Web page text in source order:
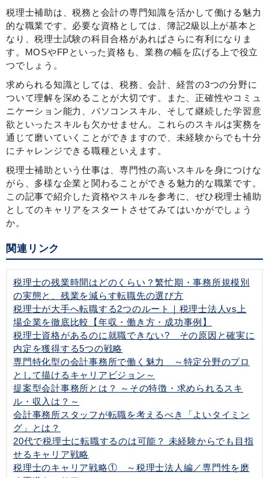
税理士補助は、税務と会計の専門知識を活かして働ける魅力
的な職業です。必要な資格としては、簿記2級以上が基本と
なり、税理士試験の科目合格があればさらに有利になりま
す。MOSやFPといった資格も、業務の幅を広げる上で役立
つでしょう。
求められる知識としては、税務、会計、経営の3つの分野に
ついて理解を深めることが大切です。また、正確性やコミュ
ニケーション能力、パソコンスキル、そして継続した学習意
欲といったスキルも欠かせません。これらのスキルは実務を
通じて磨いていくことができますので、未経験からでも十分
にチャレンジできる職種といえます。
税理士補助という仕事は、専門性の高いスキルを身につけな
がら、多様な企業と関わることができる魅力的な職業です。
この記事で紹介した資格やスキルを参考に、ぜひ税理士補助
としてのキャリアをスタートさせてみてはいかがでしょう
か。
関連リンク
税理士の残業時間はどのくらい？繁忙期・事務所規模別
の実態と、残業を減らす転職先の選び方
税理士が大手へ転職する2つのルート｜税理士法人vs上
場企業を徹底比較【年収・働き方・成功事例】
税理士資格があるのに就職できない? その原因と確実に
内定を獲得する5つの戦略
専門特化型の会計事務所で働く魅力 ～特定分野のプロ
として描けるキャリアビジョン～
提案型会計事務所とは？ ～その特徴・求められるスキ
ル・収入は？～
会計事務所スタッフが転職を考えるべき「よいタイミン
グ」とは？
20代で税理士に転職するのは可能？ 未経験からでも目指
せるキャリア戦略
税理士のキャリア戦略① ～税理士法人編／専門性を磨